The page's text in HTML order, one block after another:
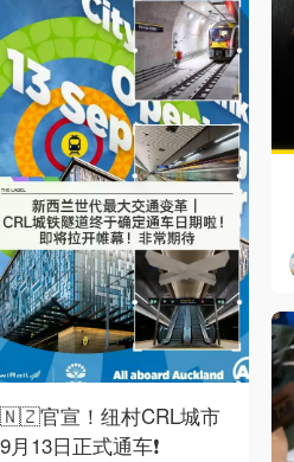
🇳🇿官宣！纽村CRL城市
9月13日正式通车❗